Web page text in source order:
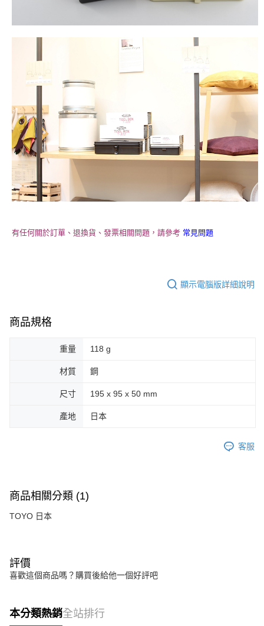
有任何關於訂單、退換貨、發票相關問題，請參考 常見問題
顯示電腦版詳細說明
商品規格
重量 118 g
材質 鋼
尺寸 195 x 95 x 50 mm
產地 日本
客服
商品相關分類 (1)
TOYO 日本
評價
喜歡這個商品嗎？購買後給他一個好評吧
本分類熱銷全站排行